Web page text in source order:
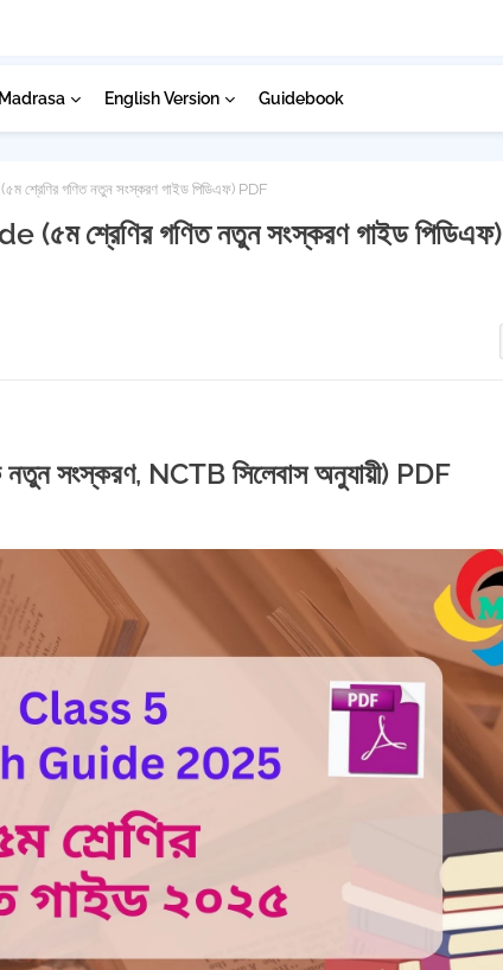
Madrasa English Version Guidebook
গণিত নতুন সংস্করণ গাইড পিডিএফ) PDF
শ্রেণির গণিত নতুন সংস্করণ গাইড পিডিএফ)
নতুন সংস্করণ, NCTB সিলেবাস অনুযায়ী) PDF